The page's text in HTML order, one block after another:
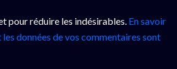
pour réduire les indésirables. En savoir
données de vos commentaires sont